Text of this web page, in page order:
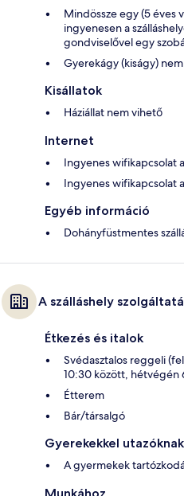
Mindössze egy (5 éves
ingyenesen a
gondviselővel egy
Gyerekágy (kiságy)
Kisállatok
Háziállat nem vihető
Internet
Ingyenes wifikapcsolat
Ingyenes wifikapcsolat
Egyéb információ
Dohányfüstmentes
A szálláshely
Étkezés és italok
Svédasztalos reggeli
10:30 között, hétvégén
Étterem
Bár/társalgó
Gyerekekkel utazóknak
A gyermekek